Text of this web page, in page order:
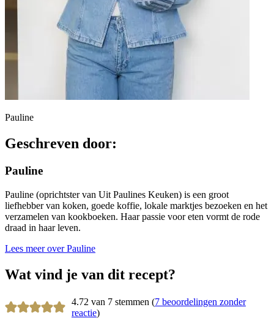
Pauline
Geschreven door:
Pauline
Pauline (oprichtster van Uit Paulines Keuken) is een groot
liefhebber van koken, goede koffie, lokale marktjes bezoeken en het
verzamelen van kookboeken. Haar passie voor eten vormt de rode
draad in haar leven.
Lees meer over Pauline
Wat vind je van dit recept?
4.72 van 7 stemmen (7 beoordelingen zonder
reactie)